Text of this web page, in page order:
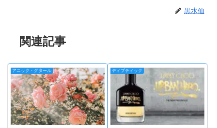
黒水仙
関連記事
アニック・グタール ディプティック